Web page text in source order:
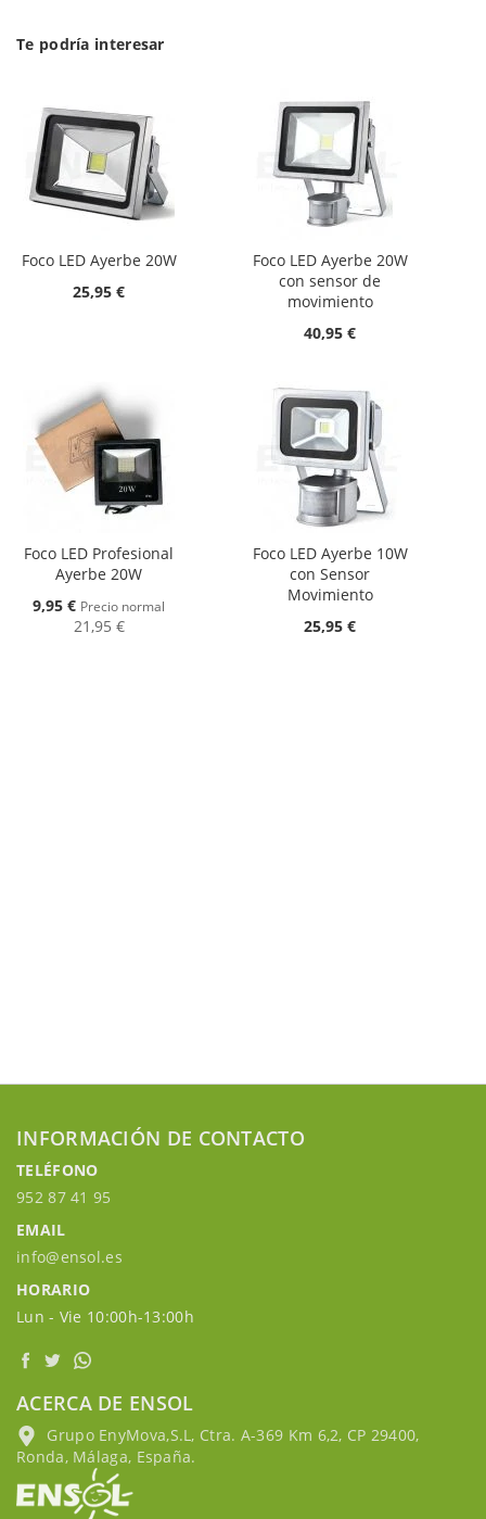
Te podría interesar
Foco LED Ayerbe 20W
25,95 €
Foco LED Ayerbe 20W
con sensor de
movimiento
40,95 €
Foco LED Profesional
Ayerbe 20W
Oferta
9,95 € Precio normal
21,95 €
Foco LED Ayerbe 10W
con Sensor
Movimiento
25,95 €
INFORMACIÓN DE CONTACTO
TELÉFONO
952 87 41 95
EMAIL
info@ensol.es
HORARIO
Lun - Vie 10:00h-13:00h
ACERCA DE ENSOL
Grupo EnyMova,S.L, Ctra. A-369 Km 6,2, CP 29400,
Ronda, Málaga, España.